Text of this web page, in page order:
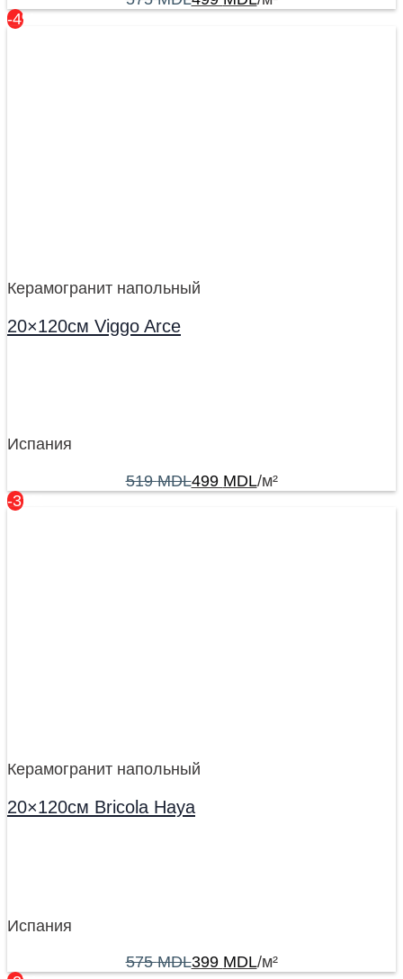
-4%
Керамогранит напольный
20×120см Viggo Arce
Испания
519MDL499 MDL/м²
-31%
Керамогранит напольный
20×120см Bricola Haya
Испания
575MDL399 MDL/м²